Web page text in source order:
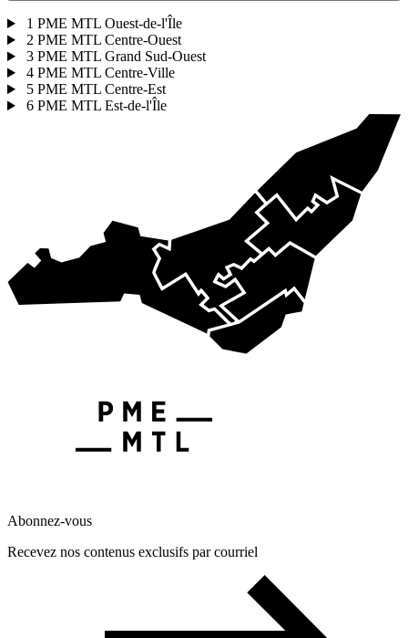
1 PME MTL Ouest-de-l'Île
2 PME MTL Centre-Ouest
3 PME MTL Grand Sud-Ouest
4 PME MTL Centre-Ville
5 PME MTL Centre-Est
6 PME MTL Est-de-l'Île
Abonnez-vous
Recevez nos contenus exclusifs par courriel